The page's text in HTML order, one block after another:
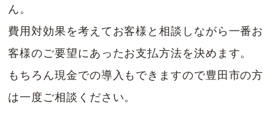
ん。
費用対効果を考えてお客様と相談しながら一番お
客様のご要望にあったお支払方法を決めます。
もちろん現金での導入もできますので豊田市の方
は一度ご相談ください。